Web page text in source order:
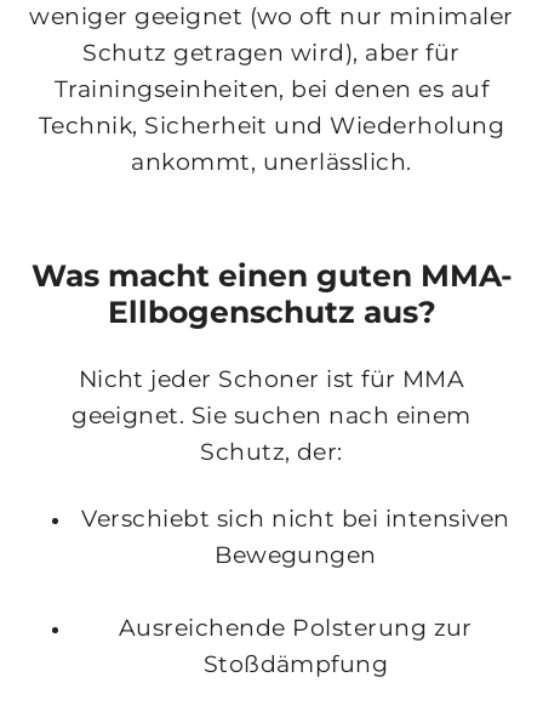
weniger geeignet (wo oft nur minimaler
Schutz getragen wird), aber für
Trainingseinheiten, bei denen es auf
Technik, Sicherheit und Wiederholung
ankommt, unerlässlich.
Was macht einen guten MMA-
Ellbogenschutz aus?
Nicht jeder Schoner ist für MMA
geeignet. Sie suchen nach einem
Schutz, der:
Verschiebt sich nicht bei intensiven
Bewegungen
Ausreichende Polsterung zur
Stoßdämpfung